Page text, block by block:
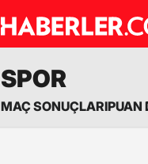
SPOR
MAÇ SONUÇLARIPUAN